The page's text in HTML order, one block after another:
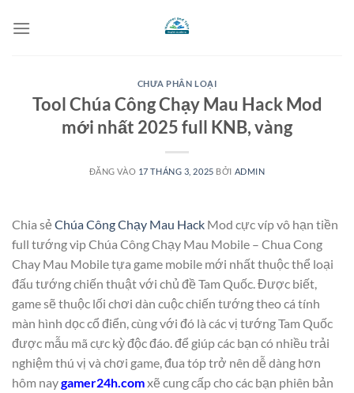
qua
CHƯA PHÂN LOẠI
Tool ​Chúa Công Chạy Mau Hack Mod
mới nhất 2025 full KNB, vàng
ĐĂNG VÀO 17 THÁNG 3, 2025 BỞI ADMIN
Chia sẻ ​Chúa Công Chạy Mau Hack Mod cực víp vô hạn tiền
full tướng vip Chúa Công Chạy Mau Mobile – Chua Cong
Chay Mau Mobile tựa game mobile mới nhất thuộc thể loại
đấu tướng chiến thuật với chủ đề Tam Quốc. Được biết,
game sẽ thuộc lối chơi dàn cuộc chiến tướng theo cá tính
màn hình dọc cổ điển, cùng với đó là các vị tướng Tam Quốc
được mẫu mã cực kỳ độc đáo. để giúp các bạn có nhiều trải
nghiệm thú vị và chơi game, đua tóp trở nên dễ dàng hơn
hôm naygamer24h.comxẽ cung cấp cho các bạn phiên bản